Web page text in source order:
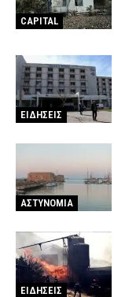
CAPITAL
ΕΙΔΗΣΕΙΣ
ΑΣΤΥΝΟΜΙΑ
ΕΙΔΗΣΕΙΣ